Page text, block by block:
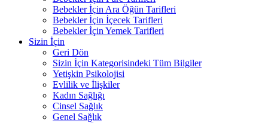
Bebekler İçin Ara Öğün Tarifleri
Bebekler İçin İçecek Tarifleri
Bebekler İçin Yemek Tarifleri
Sizin İçin
Geri Dön
Sizin İçin Kategorisindeki Tüm Bilgiler
Yetişkin Psikolojisi
Evlilik ve İlişkiler
Kadın Sağlığı
Cinsel Sağlık
Genel Sağlık